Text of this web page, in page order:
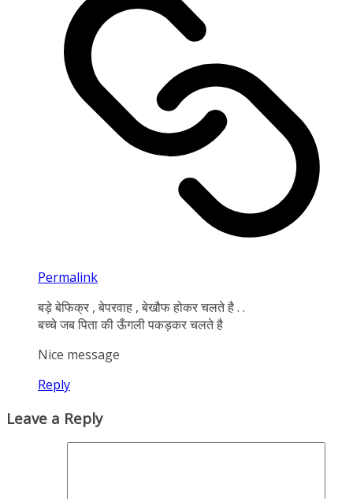
Permalink
बड़े बेफिक्र , बेपरवाह , बेखौफ होकर चलते है . .
बच्चे जब पिता की ऊँगली पकड़कर चलते है
Nice message
Reply
Leave a Reply